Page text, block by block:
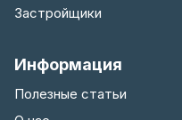
Застройщики
Информация
Полезные статьи